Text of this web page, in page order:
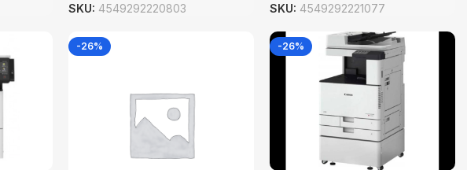
SKU: 4549292220803 SKU: 4549292221077
-26% -26%